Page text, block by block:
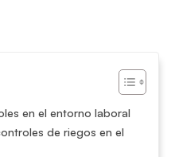
en el entorno laboral
de riegos en el